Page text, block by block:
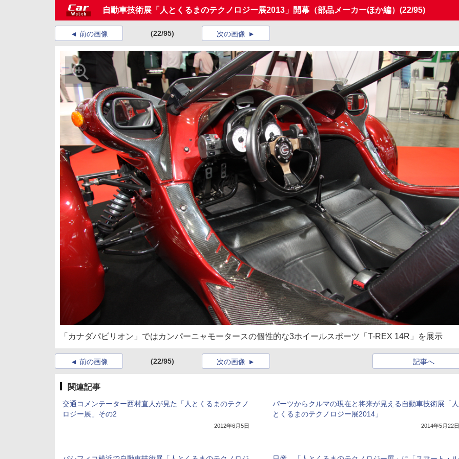
自動車技術展「人とくるまのテクノロジー展2013」開幕（部品メーカーほか編） (22/95)
前の画像 (22/95) 次の画像
「カナダパビリオン」ではカンパーニャモータースの個性的な3ホイールスポーツ「T-REX 14R」を展示
前の画像 (22/95) 記事へ
次の画像
関連記事
交通コメンテーター西村直人が見た「人とくるまのテクノ
ロジー展」その2
2012年6月5日
パーツからクルマの現在と将来が見える自動車技術展「人
とくるまのテクノロジー展2014」
2014年5月22日